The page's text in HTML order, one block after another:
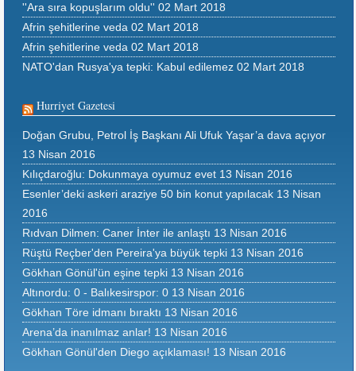
''Ara sıra kopuşlarım oldu'' 02 Mart 2018
Afrin şehitlerine veda 02 Mart 2018
Afrin şehitlerine veda 02 Mart 2018
NATO'dan Rusya'ya tepki: Kabul edilemez 02 Mart 2018
Hurriyet Gazetesi
Doğan Grubu, Petrol İş Başkanı Ali Ufuk Yaşar’a dava açıyor
13 Nisan 2016
Kılıçdaroğlu: Dokunmaya oyumuz evet 13 Nisan 2016
Esenler’deki askeri araziye 50 bin konut yapılacak 13 Nisan
2016
Rıdvan Dilmen: Caner İnter ile anlaştı 13 Nisan 2016
Rüştü Reçber'den Pereira'ya büyük tepki 13 Nisan 2016
Gökhan Gönül'ün eşine tepki 13 Nisan 2016
Altınordu: 0 - Balıkesirspor: 0 13 Nisan 2016
Gökhan Töre idmanı bıraktı 13 Nisan 2016
Arena’da inanılmaz anlar! 13 Nisan 2016
Gökhan Gönül'den Diego açıklaması! 13 Nisan 2016